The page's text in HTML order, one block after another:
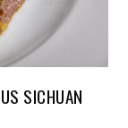
SICHUAN